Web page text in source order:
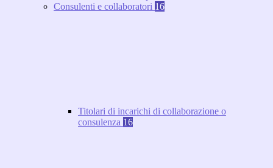
Consulenti e collaboratori 16
Titolari di incarichi di collaborazione o
consulenza 16